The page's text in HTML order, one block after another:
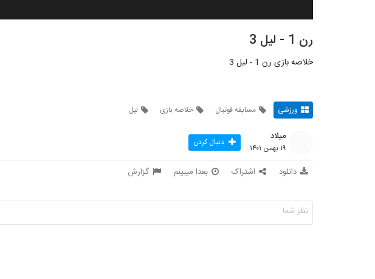
رن 1 - لیل 3
خلاصه بازی رن 1 - لیل 3
ورزشی مسابقه فوتبال خلاصه بازی لیل
میلاد
۱۹ بهمن ۱۴۰۱ دنبال کردن
دانلود اشتراک بعدا میبینم گزارش